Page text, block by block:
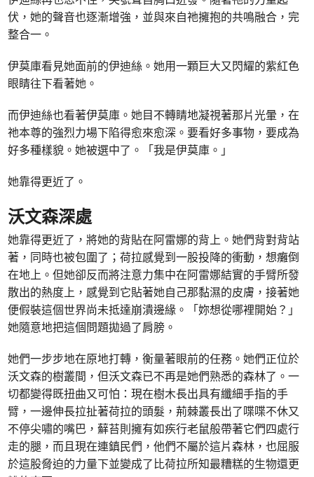
伏，她的聲音也逐漸增強，並與來自祂擁抱的共鳴融合，完
整合一。
伊莫庫看見她面前的伊迪絲。她用一顆巨大又閃耀的紫紅色
眼睛往下看著她。
而伊迪絲也看著伊莫庫。她目不轉睛地凝視著那片光暈，在
祂本尊的強烈力場下陷得愈來愈深。要看好多事物，要成為
好多種樣貌。她被選中了。「我是伊莫庫。」
她靠得更近了。
沃文森深處
她靠得更近了，將她的背貼在阿雷娜的背上。她們背對背站
著，同時也被包圍了；荷拉感覺到一股投降的衝動，想癱倒
在地上。但她卻反而將注意力集中在阿雷娜結實的手臂所發
散出的熱度上，感覺到它貼著她自己那黏濕的皮膚，接著她
便假裝這個世界尚未抵達崩潰邊緣。「妳想從哪裡開始？」
她隨意地把這個問題拋過了肩膀。
她們一步步地在原地打轉，衡量著眼前的任務。她們正位於
沃文森的樹叢間，但沃文森已不再是她們熟悉的森林了。一
切都變得既扭曲又可怕：現在樹木長出具有纖細手指的手
臂，一邊伸長拉扯著荷拉的頭髮，荊棘叢長出了喋喋不休又
不停尖嘯的嘴巴，蘚苔則擁有如疾行老鼠般帶著它們四處行
走的腿，而且現在連鎮民們，他們不屬於這片森林，也屈服
於這股脅迫的力量下並變成了比荷拉所知最糟糕的生物還更